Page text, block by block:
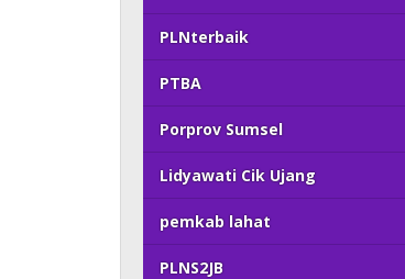
PLNterbaik
PTBA
Porprov Sumsel
Lidyawati Cik Ujang
pemkab lahat
PLNS2JB